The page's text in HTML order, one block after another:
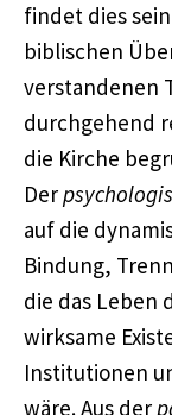
findet dies
biblischen
verstandenen
durchgehend
die Kirche
Der
auf die
Bindung,
die das Leben
wirksame
Institutionen
wäre. Aus der